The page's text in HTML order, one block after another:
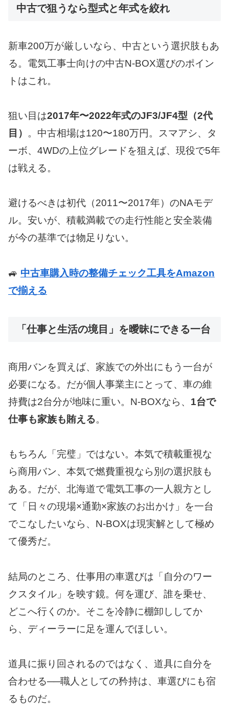
中古で狙うなら型式と年式を絞れ
新車200万が厳しいなら、中古という選択肢もあ
る。電気工事士向けの中古N-BOX選びのポイン
トはこれ。
狙い目は2017年〜2022年式のJF3/JF4型（2代
目） 。中古相場は120〜180万円。スマアシ、タ
ーボ、4WDの上位グレードを狙えば、現役で5年
は戦える。
避けるべきは初代（2011〜2017年）のNAモデ
ル。安いが、積載満載での走行性能と安全装備
が今の基準では物足りない。
🚙 中古車購入時の整備チェック工具をAmazon
で揃える
「仕事と生活の境目」を曖昧にできる一台
商用バンを買えば、家族での外出にもう一台が
必要になる。だが個人事業主にとって、車の維
持費は2台分が地味に重い。N-BOXなら、 1台で
仕事も家族も賄える。
もちろん「完璧」ではない。本気で積載重視な
ら商用バン、本気で燃費重視なら別の選択肢も
ある。だが、北海道で電気工事の一人親方とし
て「日々の現場×通勤×家族のお出かけ」を一台
でこなしたいなら、N-BOXは現実解として極め
て優秀だ。
結局のところ、仕事用の車選びは「自分のワー
クスタイル」を映す鏡。何を運び、誰を乗せ、
どこへ行くのか。そこを冷静に棚卸ししてか
ら、ディーラーに足を運んでほしい。
道具に振り回されるのではなく、道具に自分を
合わせる──職人としての矜持は、車選びにも宿
るものだ。